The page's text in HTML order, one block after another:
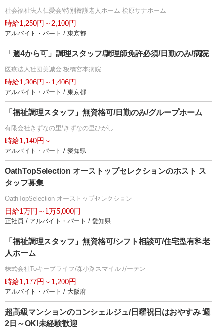
社会福祉法人仁愛会/特別養護老人ホーム 桧原サナホーム
時給1,250円～2,100円
アルバイト・パート / 東京都
「週4から可」調理スタッフ/調理師免許必須/日勤のみ/病院
医療法人社団美誠会 板橋宮本病院
時給1,306円～1,406円
アルバイト・パート / 東京都
「福祉調理スタッフ」無資格可/日勤のみ/グループホーム
有限会社きずなの里/きずなの里ひがし
時給1,140円～
アルバイト・パート / 愛知県
OathTopSelection オーストップセレクションのホスト ス
タッフ募集
OathTopSelection オーストップセレクション
日給1万円～1万5,000円
正社員 / アルバイト・パート / 愛知県
「福祉調理スタッフ」無資格可/シフト相談可/住宅型有料老
人ホーム
株式会社Toキープライフ/森小路スマイルガーデン
時給1,177円～1,200円
アルバイト・パート / 大阪府
超高級マンションのコンシェルジュ/日曜祝日はおやすみ 週
2日～OK!未経験歓迎